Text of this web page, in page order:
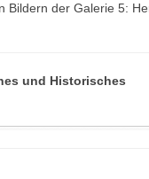
Bildern der Galerie 5:
und Historisches